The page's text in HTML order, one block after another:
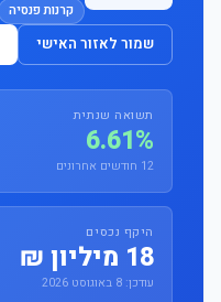
קרנות פנסיה
שמור לאזור האישי
תשואה שנתית
6.61%
12 חודשים אחרונים
היקף נכסים
18 מיליון ₪
עודכן: 8 באוגוסט 2026